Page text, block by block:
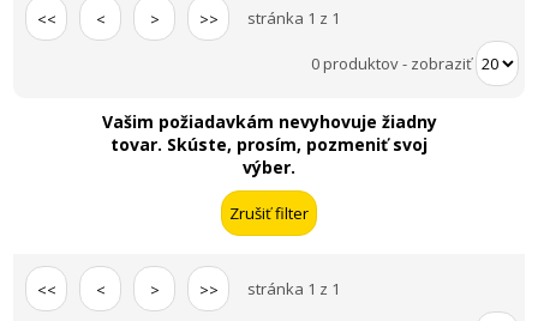
<< < > >> stránka 1 z 1
0 produktov- zobraziť
Vašim požiadavkám nevyhovuje žiadny
tovar. Skúste, prosím, pozmeniť svoj
výber.
<< < > >> stránka 1 z 1